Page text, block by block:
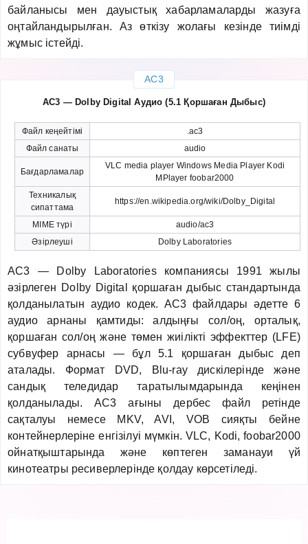
байланысы мен дауыстық хабарламаларды жазуға
оңтайландырылған. Аз өткізу жолағы кезінде тиімді
жұмыс істейді.
AC3
AC3 — Dolby Digital Аудио (5.1 Қоршаған Дыбыс)
Файл кеңейтімі
.ac3
Файл санаты
audio
Бағдарламалар
VLC media player Windows Media Player Kodi
MPlayer foobar2000
Техникалық
сипаттама
https://en.wikipedia.org/wiki/Dolby_Digital
MIME түрі
audio/ac3
Әзірлеуші
Dolby Laboratories
AC3 — Dolby Laboratories компаниясы 1991 жылы
әзірлеген Dolby Digital қоршаған дыбыс стандартында
қолданылатын аудио кодек. AC3 файлдары әдетте 6
аудио арнаны қамтиды: алдыңғы сол/оң, орталық,
қоршаған сол/оң және төмен жиілікті эффекттер (LFE)
субвуфер арнасы — бұл 5.1 қоршаған дыбыс деп
аталады. Формат DVD, Blu-ray дискілерінде және
сандық теледидар таратылымдарында кеңінен
қолданылады. AC3 ағыны дербес файл ретінде
сақталуы немесе MKV, AVI, VOB сияқты бейне
контейнерлеріне енгізілуі мүмкін. VLC, Kodi, foobar2000
ойнатқыштарында және көптеген заманауи үй
кинотеатры ресиверлерінде қолдау көрсетіледі.